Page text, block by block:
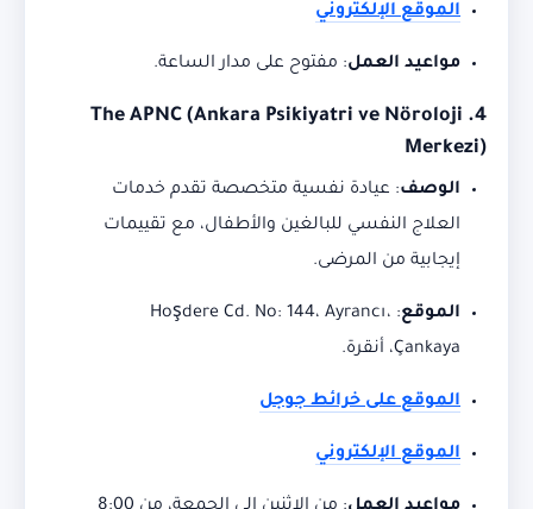
الموقع الإلكتروني
مواعيد العمل: مفتوح على مدار الساعة.
4. The APNC (Ankara Psikiyatri ve Nöroloji
Merkezi)
الوصف: عيادة نفسية متخصصة تقدم خدمات
العلاج النفسي للبالغين والأطفال، مع تقييمات
إيجابية من المرضى.
الموقع: Hoşdere Cd. No: 144، Ayrancı،
Çankaya، أنقرة.
الموقع على خرائط جوجل
الموقع الإلكتروني